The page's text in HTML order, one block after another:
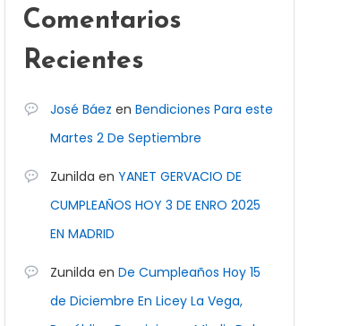
Comentarios
Recientes
José Báez en Bendiciones Para este
Martes 2 De Septiembre
Zunilda en YANET GERVACIO DE
CUMPLEAÑOS HOY 3 DE ENRO 2025
EN MADRID
Zunilda en De Cumpleaños Hoy 15
de Diciembre En Licey La Vega,